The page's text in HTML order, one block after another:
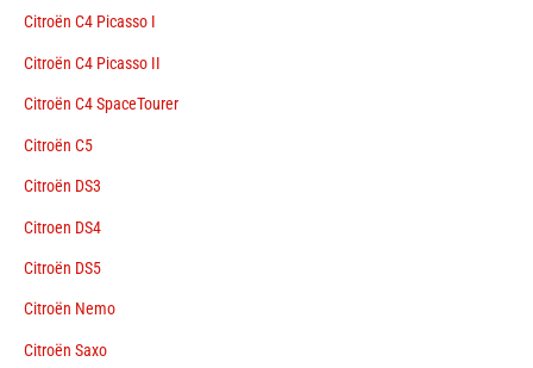
Citroën C4 Picasso I
Citroën C4 Picasso II
Citroën C4 SpaceTourer
Citroën C5
Citroën DS3
Citroen DS4
Citroën DS5
Citroën Nemo
Citroën Saxo